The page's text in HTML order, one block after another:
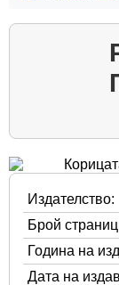
Издателство:
Брой
Година на
Дата на